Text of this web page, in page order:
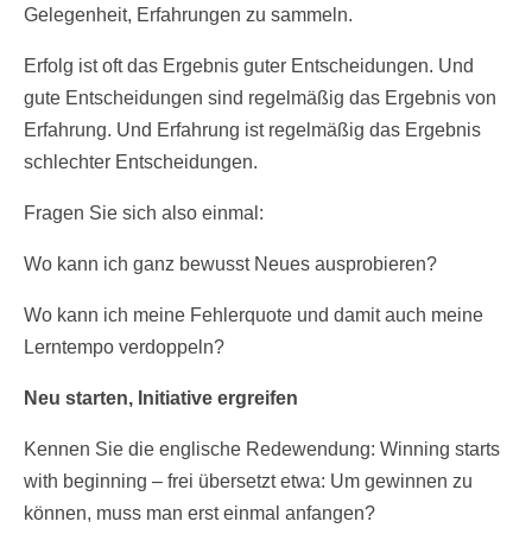
Gelegenheit, Erfahrungen zu sammeln.
Erfolg ist oft das Ergebnis guter Entscheidungen. Und
gute Entscheidungen sind regelmäßig das Ergebnis von
Erfahrung. Und Erfahrung ist regelmäßig das Ergebnis
schlechter Entscheidungen.
Fragen Sie sich also einmal:
Wo kann ich ganz bewusst Neues ausprobieren?
Wo kann ich meine Fehlerquote und damit auch meine
Lerntempo verdoppeln?
Neu starten, Initiative ergreifen
Kennen Sie die englische Redewendung: Winning starts
with beginning – frei übersetzt etwa: Um gewinnen zu
können, muss man erst einmal anfangen?